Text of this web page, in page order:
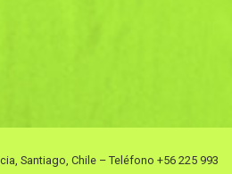
Santiago, Chile – Teléfono +56 225 993